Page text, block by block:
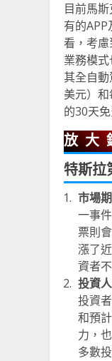
目前馬
有的
看，考
業務模
其全自
美元）
的30天
放大
特斯拉
市場
一事
票則
漲了
資者
投資
投資
和預
力，
多數